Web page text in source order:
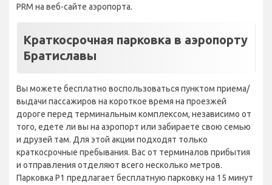
PRM на веб-сайте аэропорта.
Краткосрочная парковка в аэропорту
Братиславы
Вы можете бесплатно воспользоваться пунктом приема/
выдачи пассажиров на короткое время на проезжей
дороге перед терминальным комплексом, независимо от
того, едете ли вы на аэропорт или забираете свою семью
и друзей там. Для этой акции подходят только
краткосрочные пребывания. Вас от терминалов прибытия
и отправления отделяют всего несколько метров.
Парковка P1 предлагает бесплатную парковку на 15 минут